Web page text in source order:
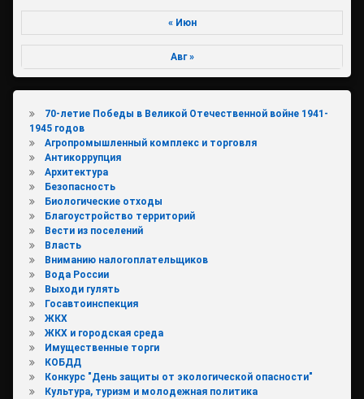
« Июн
Авг »
70-летие Победы в Великой Отечественной войне 1941-
1945 годов
Агропромышленный комплекс и торговля
Антикоррупция
Архитектура
Безопасность
Биологические отходы
Благоустройство территорий
Вести из поселений
Власть
Вниманию налогоплательщиков
Вода России
Выходи гулять
Госавтоинспекция
ЖКХ
ЖКХ и городская среда
Имущественные торги
КОБДД
Конкурс "День защиты от экологической опасности"
Культура, туризм и молодежная политика